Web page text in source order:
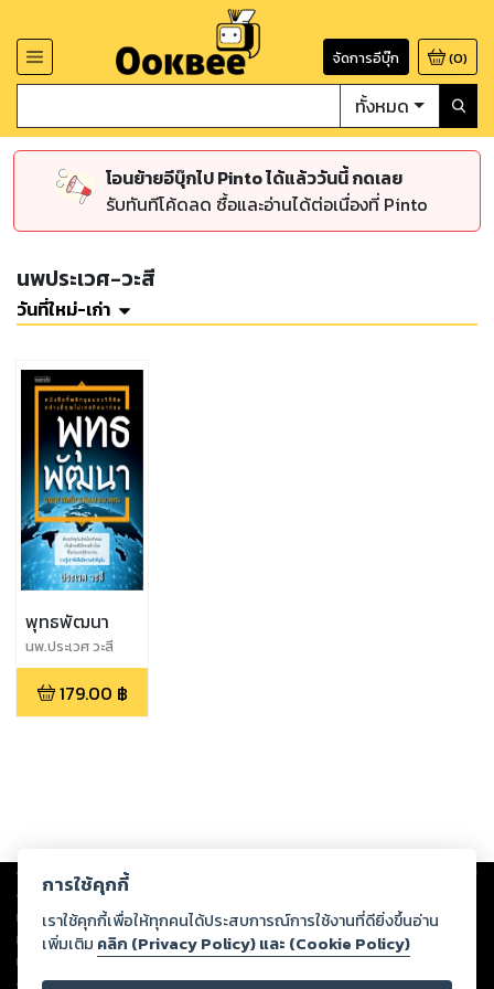
จัดการอีบุ๊ก (0)
ทั้งหมด
โอนย้ายอีบุ๊กไป Pinto ได้แล้ววันนี้ กดเลย
รับทันทีโค้ดลด ซื้อและอ่านได้ต่อเนื่องที่ Pinto
นพประเวศ-วะสี
วันที่ใหม่-เก่า
พุทธพัฒนา
นพ.ประเวศ วะสี
179.00 ฿
Copyright © 2026
ต่อผลงานหรือเนื้อหาใดที่อัปโหลดผ่านเว็บไซต์และปรากฏว่าละเมิดสิทธิใน
ทรัพย์สินทางปัญญาของบุคคลอื่นหรือขัดต่อกฎหมายและศีลธรรม ดังนั้น ผู้อ่าน
ทุกท่านโปรดใช้วิจารณญาณในการกลั่นกรองด้วยตนเอง และหากท่านพบว่าส่วน
หนึ่งส่วนใดขัดต่อกฎหมายและศีลธรรม กรุณาแจ้งมายังบริษัท เพื่อทีมงานจะได้
ดำเนินการในทันที ทั้งนี้ ทางสตอรี่ล็อกขอสงวนลิขสิทธิ์ตามพระราชบัญญัติ
การใช้คุกกี้
เราใช้คุกกี้เพื่อให้ทุกคนได้ประสบการณ์การใช้งานที่ดียิ่งขึ้นอ่าน
เพิ่มเติม คลิก (Privacy Policy) และ (Cookie Policy)